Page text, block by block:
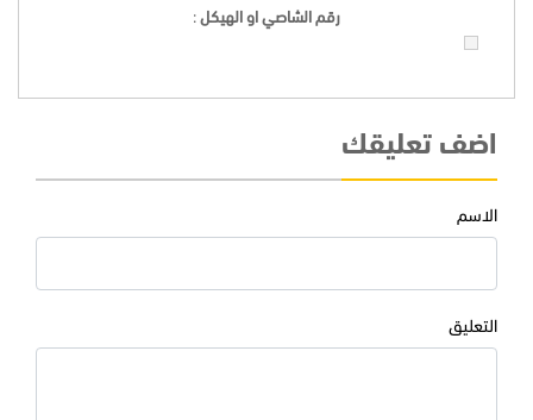
رقم الشاصي او الهيكل:
اضف تعليقك
الاسم
التعليق